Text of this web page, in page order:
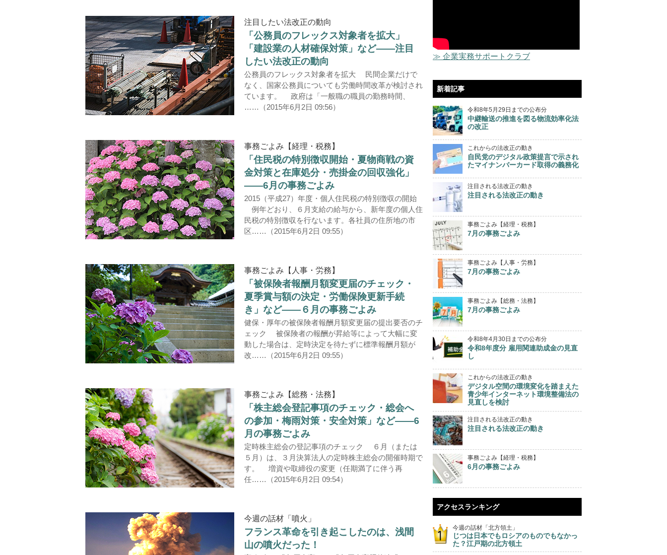
注目したい法改正の動向
「公務員のフレックス対象者を拡大」
「建設業の人材確保対策」など――注目
したい法改正の動向
公務員のフレックス対象者を拡大 民間企業だけで
なく、国家公務員についても労働時間改革が検討され
ています。 政府は「一般職の職員の勤務時間、
……（2015年6月2日 09:56）
事務ごよみ【経理・税務】
「住民税の特別徴収開始・夏物商戦の資
金対策と在庫処分・売掛金の回収強化」
――6月の事務ごよみ
2015（平成27）年度・個人住民税の特別徴収の開始
例年どおり、６月支給の給与から、新年度の個人住
民税の特別徴収を行ないます。各社員の住所地の市
区……（2015年6月2日 09:55）
事務ごよみ【人事・労務】
「被保険者報酬月額変更届のチェック・
夏季賞与額の決定・労働保険更新手続
き」など――６月の事務ごよみ
健保・厚年の被保険者報酬月額変更届の提出要否のチ
ェック 被保険者の報酬が昇給等によって大幅に変
動した場合は、定時決定を待たずに標準報酬月額が
改……（2015年6月2日 09:55）
事務ごよみ【総務・法務】
「株主総会登記事項のチェック・総会へ
の参加・梅雨対策・安全対策」など――6
月の事務ごよみ
定時株主総会の登記事項のチェック ６月（または
５月）は、３月決算法人の定時株主総会の開催時期で
す。 増資や取締役の変更（任期満了に伴う再
任……（2015年6月2日 09:54）
今週の話材「噴火」
フランス革命を引き起こしたのは、浅間
山の噴火だった！
≫ 企業実務サポートクラブ
新着記事
令和8年5月29日までの公布分
中継輸送の推進を図る物流効率化法
の改正
これからの法改正の動き
自民党のデジタル政策提言で示され
たマイナンバーカード取得の義務化
注目される法改正の動き
注目される法改正の動き
事務ごよみ【経理・税務】
7月の事務ごよみ
事務ごよみ【人事・労務】
7月の事務ごよみ
事務ごよみ【総務・法務】
7月の事務ごよみ
令和8年4月30日までの公布分
令和8年度分 雇用関連助成金の見直
し
これからの法改正の動き
デジタル空間の環境変化を踏まえた
青少年インターネット環境整備法の
見直しを検討
注目される法改正の動き
注目される法改正の動き
事務ごよみ【経理・税務】
6月の事務ごよみ
アクセスランキング
今週の話材「北方領土」
じつは日本でもロシアのものでもなかっ
た？江戸期の北方領土